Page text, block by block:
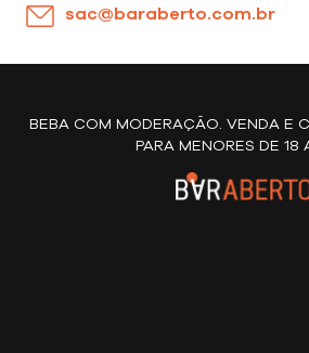
sac@baraberto.com.br
BEBA COM MODERAÇÃO. VENDA E
PARA MENORES DE 18